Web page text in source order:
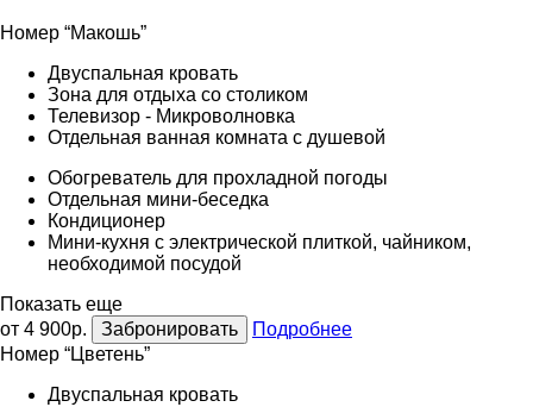
Номер “Макошь”
Двуспальная кровать
Зона для отдыха со столиком
Телевизор - Микроволновка
Отдельная ванная комната с душевой
Обогреватель для прохладной погоды
Отдельная мини-беседка
Кондиционер
Мини-кухня с электрической плиткой, чайником,
необходимой посудой
Показать еще
от 4 900р.
Забронировать
Подробнее
Номер “Цветень”
Двуспальная кровать